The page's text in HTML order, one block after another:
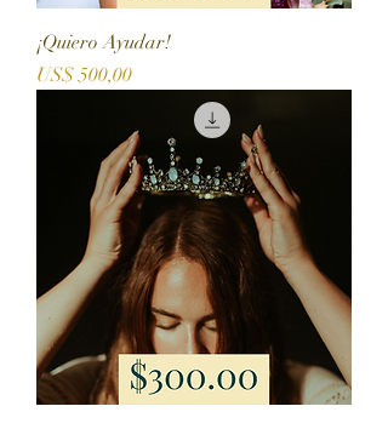
¡Quiero Ayudar!
Precio
US$ 500,00